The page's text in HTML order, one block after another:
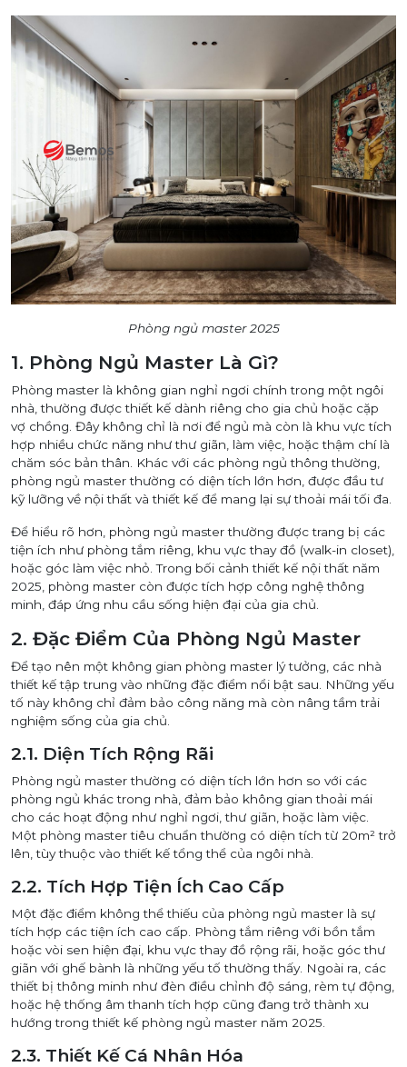
Phòng ngủ master 2025
1. Phòng Ngủ Master Là Gì?
Phòng master là không gian nghỉ ngơi chính trong một ngôi
nhà, thường được thiết kế dành riêng cho gia chủ hoặc cặp
vợ chồng. Đây không chỉ là nơi để ngủ mà còn là khu vực tích
hợp nhiều chức năng như thư giãn, làm việc, hoặc thậm chí là
chăm sóc bản thân. Khác với các phòng ngủ thông thường,
phòng ngủ master thường có diện tích lớn hơn, được đầu tư
kỹ lưỡng về nội thất và thiết kế để mang lại sự thoải mái tối đa.
Để hiểu rõ hơn, phòng ngủ master thường được trang bị các
tiện ích như phòng tắm riêng, khu vực thay đồ (walk-in closet),
hoặc góc làm việc nhỏ. Trong bối cảnh thiết kế nội thất năm
2025, phòng master còn được tích hợp công nghệ thông
minh, đáp ứng nhu cầu sống hiện đại của gia chủ.
2. Đặc Điểm Của Phòng Ngủ Master
Để tạo nên một không gian phòng master lý tưởng, các nhà
thiết kế tập trung vào những đặc điểm nổi bật sau. Những yếu
tố này không chỉ đảm bảo công năng mà còn nâng tầm trải
nghiệm sống của gia chủ.
2.1. Diện Tích Rộng Rãi
Phòng ngủ master thường có diện tích lớn hơn so với các
phòng ngủ khác trong nhà, đảm bảo không gian thoải mái
cho các hoạt động như nghỉ ngơi, thư giãn, hoặc làm việc.
Một phòng master tiêu chuẩn thường có diện tích từ 20m² trở
lên, tùy thuộc vào thiết kế tổng thể của ngôi nhà.
2.2. Tích Hợp Tiện Ích Cao Cấp
Một đặc điểm không thể thiếu của phòng ngủ master là sự
tích hợp các tiện ích cao cấp. Phòng tắm riêng với bồn tắm
hoặc vòi sen hiện đại, khu vực thay đồ rộng rãi, hoặc góc thư
giãn với ghế bành là những yếu tố thường thấy. Ngoài ra, các
thiết bị thông minh như đèn điều chỉnh độ sáng, rèm tự động,
hoặc hệ thống âm thanh tích hợp cũng đang trở thành xu
hướng trong thiết kế phòng ngủ master năm 2025.
2.3. Thiết Kế Cá Nhân Hóa